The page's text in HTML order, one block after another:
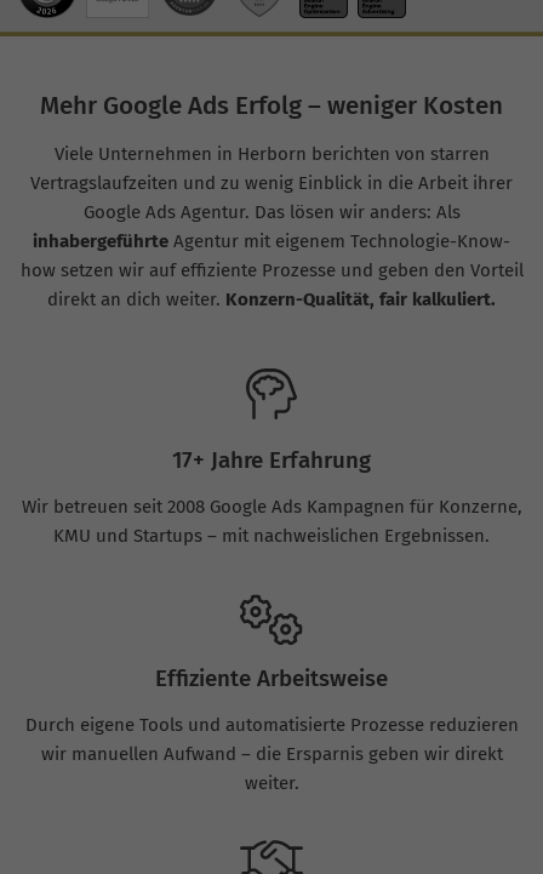
Mehr Google Ads Erfolg – weniger Kosten
Viele Unternehmen in Herborn berichten von starren
Vertragslaufzeiten und zu wenig Einblick in die Arbeit ihrer
Google Ads Agentur. Das lösen wir anders: Als
inhabergeführte Agentur mit eigenem Technologie-Know-
how setzen wir auf effiziente Prozesse und geben den Vorteil
direkt an dich weiter. Konzern-Qualität, fair kalkuliert.
17+ Jahre Erfahrung
Wir betreuen seit 2008 Google Ads Kampagnen für Konzerne,
KMU und Startups – mit nachweislichen Ergebnissen.
Effiziente Arbeitsweise
Durch eigene Tools und automatisierte Prozesse reduzieren
wir manuellen Aufwand – die Ersparnis geben wir direkt
weiter.